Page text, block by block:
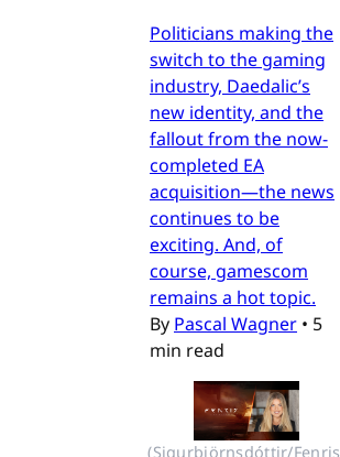
Politicians making the
switch to the gaming
industry, Daedalic’s
new identity, and the
fallout from the now-
completed EA
acquisition—the news
continues to be
exciting. And, of
course, gamescom
remains a hot topic.
By Pascal Wagner • 5
min read
(Sigurbjörnsdóttir/Fenris